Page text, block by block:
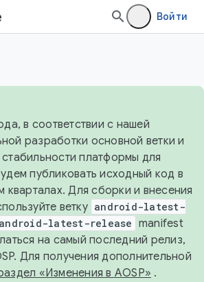
Войти
в соответствии с нашей
разработки основной ветки и
платформы для
публиковать исходный код в
кварталах. Для сборки и внесения
ветку android-latest-
android-latest-release manifest
на самый последний релиз,
Для получения дополнительной
«Изменения в AOSP» .